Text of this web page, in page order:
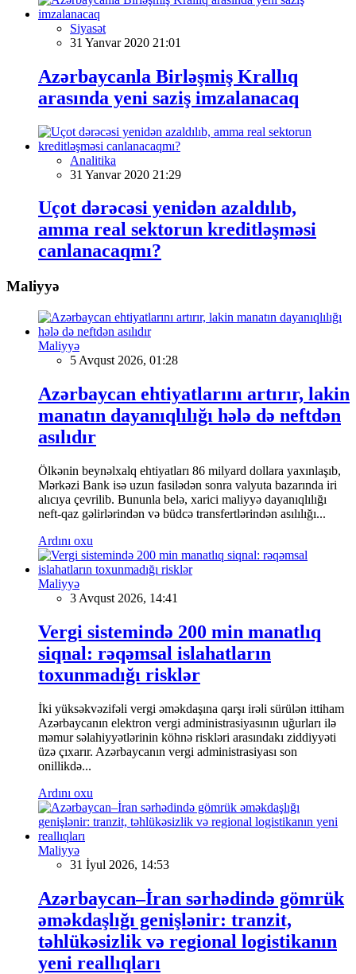
Siyasət
31 Yanvar 2020 21:01
Azərbaycanla Birləşmiş Krallıq
arasında yeni saziş imzalanacaq
Analitika
31 Yanvar 2020 21:29
Uçot dərəcəsi yenidən azaldılıb,
amma real sektorun kreditləşməsi
canlanacaqmı?
Maliyyə
Maliyyə
5 Avqust 2026, 01:28
Azərbaycan ehtiyatlarını artırır, lakin
manatın dayanıqlılığı hələ də neftdən
asılıdır
Ölkənin beynəlxalq ehtiyatları 86 milyard dollara yaxınlaşıb,
Mərkəzi Bank isə uzun fasilədən sonra valyuta bazarında iri
alıcıya çevrilib. Bununla belə, xarici maliyyə dayanıqlılığı
neft-qaz gəlirlərindən və büdcə transfertlərindən asılılığı...
Ardını oxu
Maliyyə
3 Avqust 2026, 14:41
Vergi sistemində 200 min manatlıq
siqnal: rəqəmsal islahatların
toxunmadığı risklər
İki yüksəkvəzifəli vergi əməkdaşına qarşı irəli sürülən ittiham
Azərbaycanın elektron vergi administrasiyasının uğurları ilə
məmur səlahiyyətlərinin köhnə riskləri arasındakı ziddiyyəti
üzə çıxarır. Azərbaycanın vergi administrasiyası son
onillikdə...
Ardını oxu
Maliyyə
31 İyul 2026, 14:53
Azərbaycan–İran sərhədində gömrük
əməkdaşlığı genişlənir: tranzit,
təhlükəsizlik və regional logistikanın
yeni reallıqları